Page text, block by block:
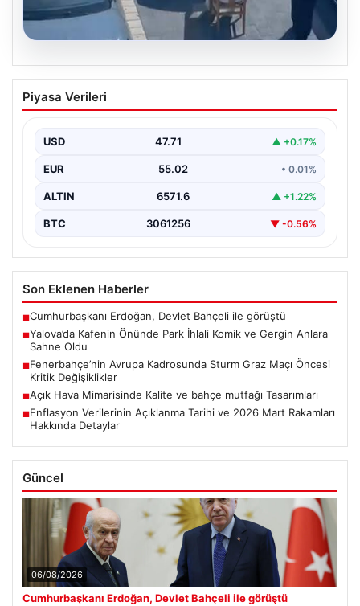
05.08.2026
Yalova’da Kafenin Önünde Park İhlali
Komik ve Gergin Anlara Sahne Oldu
Mahallesi Ufuk Sokak'ta bulunan bir kafede çalışan…
Piyasa Verileri
USD 47.71 ▲ +0.17%
EUR 55.02 • 0.01%
ALTIN 6571.6 ▲ +1.22%
BTC 3061256 ▼ -0.56%
Son Eklenen Haberler
■Cumhurbaşkanı Erdoğan, Devlet Bahçeli ile görüştü
■Yalova’da Kafenin Önünde Park İhlali Komik ve Gergin Anlara
Sahne Oldu
■Fenerbahçe’nin Avrupa Kadrosunda Sturm Graz Maçı Öncesi
Kritik Değişiklikler
■Açık Hava Mimarisinde Kalite ve bahçe mutfağı Tasarımları
■Enflasyon Verilerinin Açıklanma Tarihi ve 2026 Mart Rakamları
Hakkında Detaylar
Güncel
06/08/2026
Cumhurbaşkanı Erdoğan, Devlet Bahçeli ile görüştü